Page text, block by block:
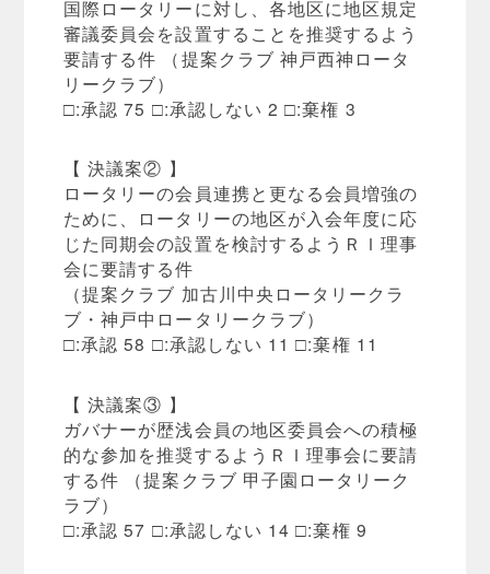
国際ロータリーに対し、各地区に地区規定
審議委員会を設置することを推奨するよう
要請する件 （提案クラブ 神戸西神ロータ
リークラブ）
□:承認 75 □:承認しない 2 □:棄権 3
【 決議案② 】
ロータリーの会員連携と更なる会員増強の
ために、ロータリーの地区が入会年度に応
じた同期会の設置を検討するようＲＩ理事
会に要請する件
（提案クラブ 加古川中央ロータリークラ
ブ・神戸中ロータリークラブ）
□:承認 58 □:承認しない 11 □:棄権 11
【 決議案③ 】
ガバナーが歴浅会員の地区委員会への積極
的な参加を推奨するようＲＩ理事会に要請
する件 （提案クラブ 甲子園ロータリーク
ラブ）
□:承認 57 □:承認しない 14 □:棄権 9